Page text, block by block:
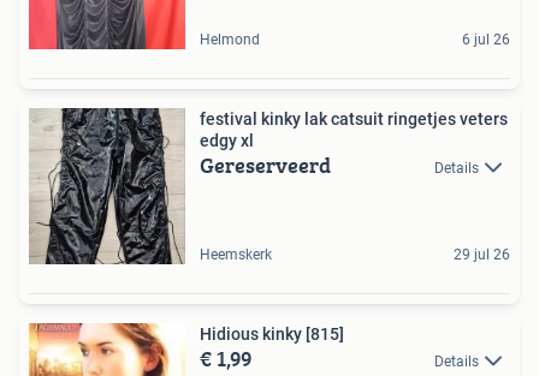
Helmond 6 jul 26
festival kinky lak catsuit ringetjes veters
edgy xl
Gereserveerd Details
Heemskerk 29 jul 26
Hidious kinky [815]
€ 1,99 Details